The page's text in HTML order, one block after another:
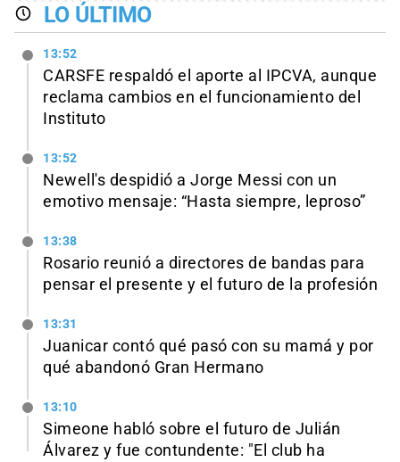
LO ÚLTIMO
13:52
CARSFE respaldó el aporte al IPCVA, aunque
reclama cambios en el funcionamiento del
Instituto
13:52
Newell's despidió a Jorge Messi con un
emotivo mensaje: “Hasta siempre, leproso”
13:38
Rosario reunió a directores de bandas para
pensar el presente y el futuro de la profesión
13:31
Juanicar contó qué pasó con su mamá y por
qué abandonó Gran Hermano
13:10
Simeone habló sobre el futuro de Julián
Álvarez y fue contundente: "El club ha